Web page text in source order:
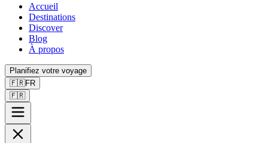
Accueil
Destinations
Discover
Blog
À propos
Planifiez votre voyage
🇫🇷FR
🇫🇷